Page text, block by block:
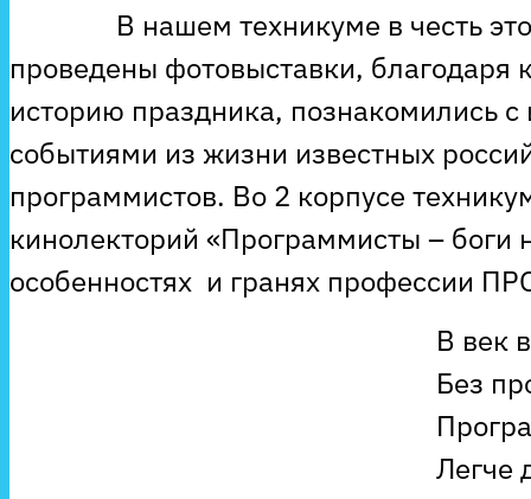
В нашем техникуме в честь
проведены фотовыставки, благодаря
историю праздника, познакомились
событиями из жизни известных
программистов. Во 2 корпусе
кинолекторий «Программисты – боги
особенностях и гранях профессии
В век высоких
Без программ не
Программисты
Легче делают